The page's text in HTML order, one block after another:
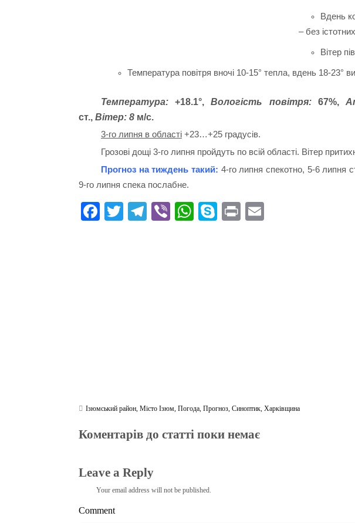
Вдень
– без
Вітер
Температура повітря вночі 10-15° тепла, вдень 18-23°
Температура: +18.1°,Вологість повітря: 67%,
ст.,Вітер: 8 м/с.
3-го липня в області+23…+25 градусів.
Грозові дощі 3-го липня пройдуть по всій області. Вітер
Прогноз на тиждень такий: 4-го липня спекотно, 5-6 липня
9-го липня спека послабне.
Fa T
Te Vi
W
S
Pr
Ізюмський район,Місто Ізюм,Погода,Прогноз,Синоптик,Харківщина
Коментарів до статті поки немає
Leave a Reply
Your email address will not be published.
Comment